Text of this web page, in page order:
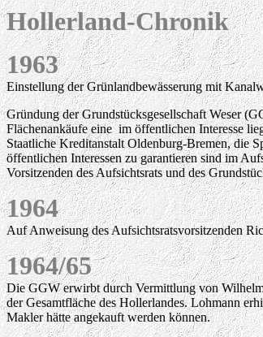
Hollerland-Chronik
1963
Einstellung der Grünlandbewässerung mit
Gründung der Grundstücksgesellschaft Weser
Flächenankäufe eine im öffentlichen Interesse
Staatliche Kreditanstalt Oldenburg-Bremen, die
öffentlichen Interessen zu garantieren sind im
Vorsitzenden des Aufsichtsrats und des
1964
Auf Anweisung des Aufsichtsratsvorsitzenden
1964/65
Die GGW erwirbt durch Vermittlung von
der Gesamtfläche des Hollerlandes. Lohmann
Makler hätte angekauft werden können.